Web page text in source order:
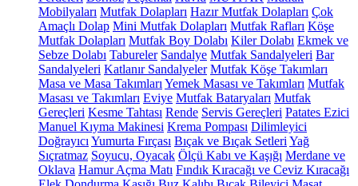
Mobilyaları Mutfak Dolapları Hazır Mutfak Dolapları Çok
Amaçlı Dolap Mini Mutfak Dolapları Mutfak Rafları Köşe
Mutfak Dolapları Mutfak Boy Dolabı Kiler Dolabı Ekmek ve
Sebze Dolabı Tabureler Sandalye Mutfak Sandalyeleri Bar
Sandalyeleri Katlanır Sandalyeler Mutfak Köşe Takımları
Masa ve Masa Takımları Yemek Masası ve Takımları Mutfak
Masası ve Takımları Eviye Mutfak Bataryaları Mutfak
Gereçleri Kesme Tahtası Rende Servis Gereçleri Patates Ezici
Manuel Kıyma Makinesi Krema Pompası Dilimleyici
Doğrayıcı Yumurta Fırçası Bıçak ve Bıçak Setleri Yağ
Sıçratmaz Soyucu, Oyacak Ölçü Kabı ve Kaşığı Merdane ve
Oklava Hamur Açma Matı Fındık Kıracağı ve Ceviz Kıracağı